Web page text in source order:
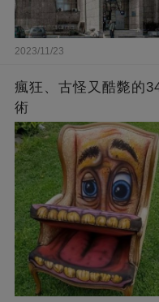
2023/11/23
瘋狂、古怪又酷斃的
術